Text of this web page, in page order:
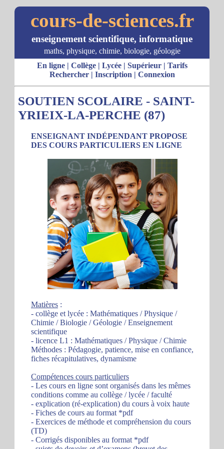
cours-de-sciences.fr
enseignement scientifique, informatique
maths, physique, chimie, biologie, géologie
En ligne| Collège| Lycée| Supérieur| Tarifs
Rechercher| Inscription | Connexion
SOUTIEN SCOLAIRE - SAINT-
YRIEIX-LA-PERCHE (87)
ENSEIGNANT INDÉPENDANT PROPOSE
DES COURS PARTICULIERS EN LIGNE
Matières :
- collège et lycée : Mathématiques / Physique /
Chimie / Biologie / Géologie / Enseignement
scientifique
- licence L1 : Mathématiques / Physique / Chimie
Méthodes : Pédagogie, patience, mise en confiance,
fiches récapitulatives, dynamisme
Compétences cours particuliers
- Les cours en ligne sont organisés dans les mêmes
conditions comme au collège / lycée / faculté
- explication (ré-explication) du cours à voix haute
- Fiches de cours au format *pdf
- Exercices de méthode et compréhension du cours
(TD)
- Corrigés disponibles au format *pdf